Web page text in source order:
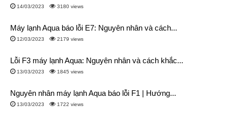
14/03/2023 3180 views
Máy lạnh Aqua báo lỗi E7: Nguyên nhân và cách...
12/03/2023 2179 views
Lỗi F3 máy lạnh Aqua: Nguyên nhân và cách khắc...
13/03/2023 1845 views
Nguyên nhân máy lạnh Aqua báo lỗi F1 | Hướng...
13/03/2023 1722 views